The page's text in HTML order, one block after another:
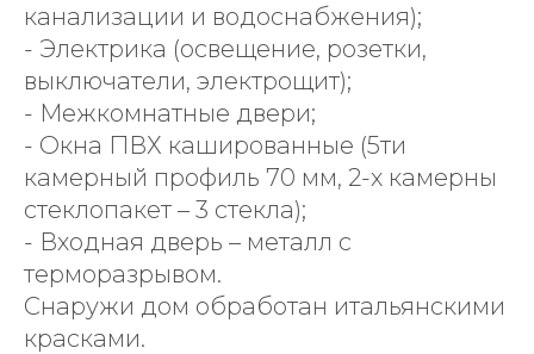
канализации и водоснабжения);
- Электрика (освещение, розетки,
выключатели, электрощит);
- Межкомнатные двери;
- Окна ПВХ кашированные (5ти
камерный профиль 70 мм, 2-х камерны
стеклопакет – 3 стекла);
- Входная дверь – металл с
терморазрывом.
Снаружи дом обработан итальянскими
красками.